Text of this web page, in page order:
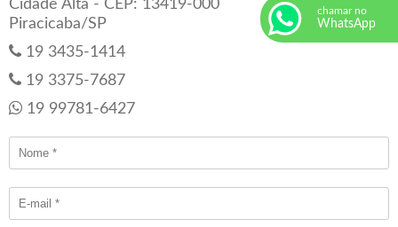
Cidade Alta - CEP: 13419-000
Piracicaba/SP
19 3435-1414
19 3375-7687
19 99781-6427
chamar no
WhatsApp